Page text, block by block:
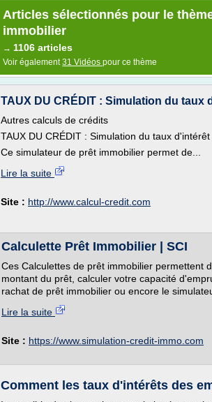
Articles sélectionnés pour le
immobilier
→ 1106 articles
Voir également31 Vidéos pour ce thème
TAUX DU CRÉDIT : Simulation du taux
Autres calculs de crédits
TAUX DU CRÉDIT : Simulation du taux
Ce simulateur de prêt immobilier permet de...
Lire la suite
Site : http://www.calcul-credit.com
Calculette Prêt Immobilier | SCI
Ces Calculettes de prêt immobilier permettent
montant du prêt, calculer votre capacité
rachat de prêt immobilier ou encore le
Lire la suite
Site : https://www.simulation-credit-immo.com
Comment les taux d'intérêts des